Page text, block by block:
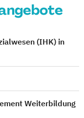
(IHK) in
Weiterbildung